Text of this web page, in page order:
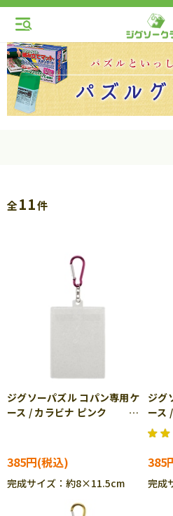
全11件
ジグソーパズル コパン専用ケ
ース / カラビナ ピンク
385円
完成サイズ：約8×11.5cm
ジグ
ー
385
完成